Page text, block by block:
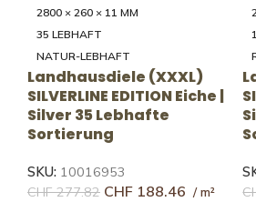
2800 × 260 × 11 MM
14 RUHIG
RUHIG
Landhausdiele (XXXL)
SILVERLINE EDITION Eiche |
Gold 14 Ruhige
Sortierung*
SKU: 10016954
CHF321.10 CHF226.10